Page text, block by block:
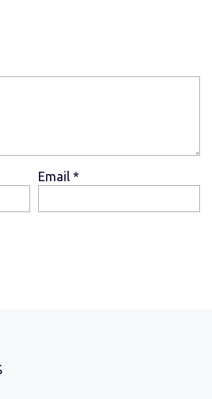
Email *